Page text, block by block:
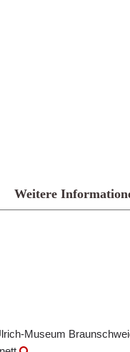
Weitere
Museum